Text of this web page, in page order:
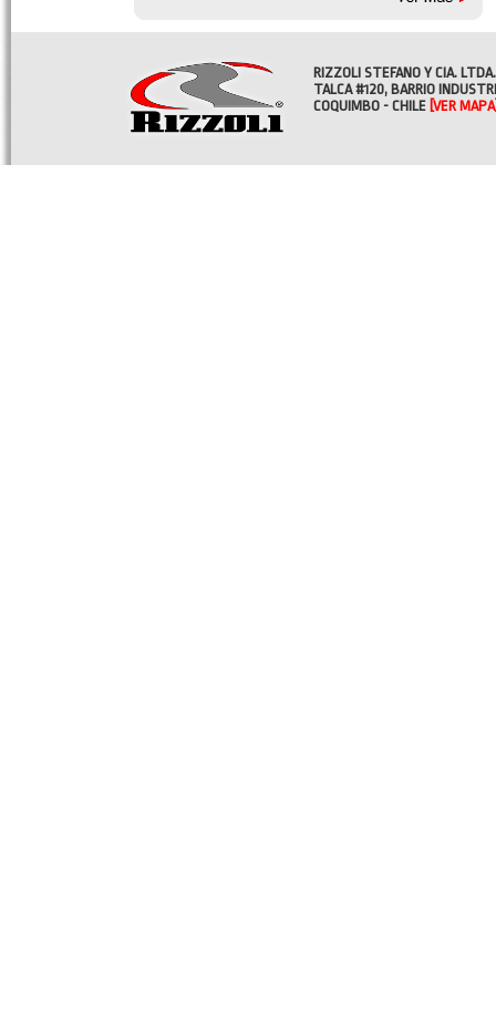
RIZZOLI STEFANO Y CIA. LTDA.
TALCA #120, BARRIO
COQUIMBO - CHILE [VER